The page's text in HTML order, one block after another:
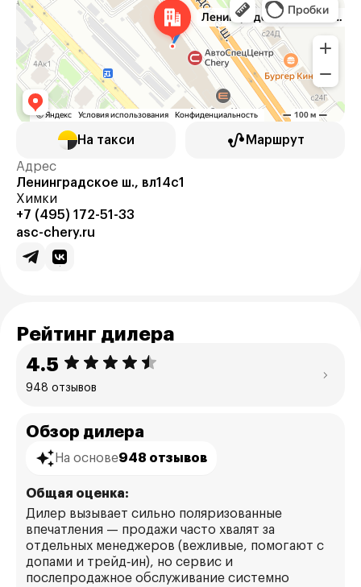
На такси Маршрут
Адрес
Ленинградское ш., вл14с1
Химки
+7 (495) 172-51-33
asc-chery.ru
Рейтинг дилера
4.5
948 отзывов
Обзор дилера
На основе948 отзывов
Общая оценка:
Дилер вызывает сильно поляризованные
впечатления — продажи часто хвалят за
отдельных менеджеров (вежливые, помогают с
допами и трейд‑ин), но сервис и
послепродажное обслуживание системно